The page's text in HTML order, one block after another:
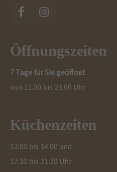
Öffnungszeiten
7 Tage für Sie geöffnet
von 11.00 bis 23.00 Uhr
Küchenzeiten
12:00 bis 14:00 und
17:30 bis 21:30 Uhr